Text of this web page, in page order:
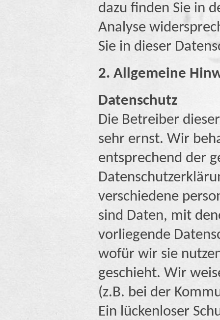
dazu finden Sie in
Analyse
Sie in dieser
2. Allgemeine
Datenschutz
Die Betreiber
sehr ernst. Wir
entsprechend der
verschiedene
sind Daten, mit
vorliegende
wofür wir sie
geschieht. Wir
(z.B. bei der
Ein lückenloser